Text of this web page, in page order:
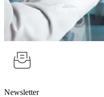
Newsletter